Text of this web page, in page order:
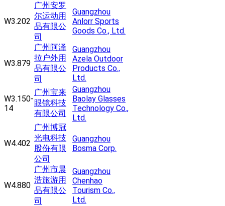
W3.202
广州安罗
尔运动用
品有限公
司
Guangzhou
Anlorr Sports
Goods Co., Ltd.
W3.879
广州阿泽
拉户外用
品有限公
司
Guangzhou
Azela Outdoor
Products Co.,
Ltd.
W3.150-
14
广州宝来
眼镜科技
有限公司
Guangzhou
Baolay Glasses
Technology Co.,
Ltd.
W4.402
广州博冠
光电科技
股份有限
公司
Guangzhou
Bosma Corp.
W4.880
广州市晨
浩旅游用
品有限公
司
Guangzhou
Chenhao
Tourism Co.,
Ltd.